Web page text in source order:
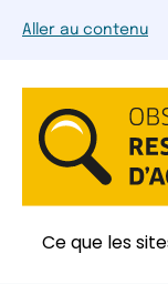
Aller au contenu
Ce que les